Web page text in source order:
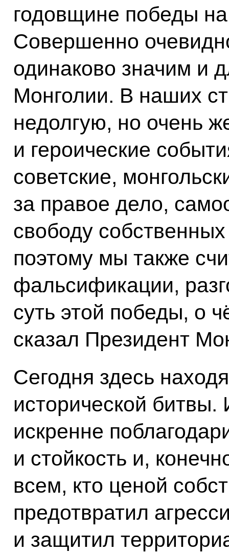
годовщине победы
Совершенно
одинаково значим и
Монголии. В наших
недолгую, но очень
и героические
советские,
за правое дело,
свободу
поэтому мы также
фальсификации,
суть этой победы, о
сказал Президент
Сегодня здесь
исторической
искренне
и стойкость и,
всем, кто ценой
предотвратил
и защитил